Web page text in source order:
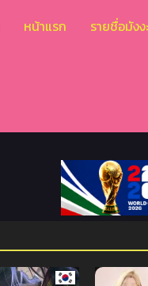
หน้าแรก รายชื่อมังง